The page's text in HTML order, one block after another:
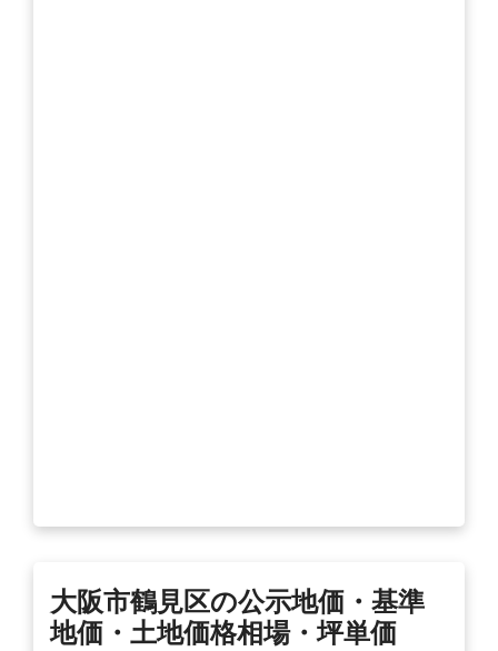
大阪市鶴見区の公示地価・基準
地価・土地価格相場・坪単価